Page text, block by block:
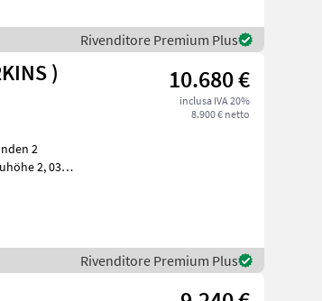
Rivenditore Premium Plus
) 10.680 €
inclusa IVA 20%
8.900 € netto
Rivenditore Premium Plus